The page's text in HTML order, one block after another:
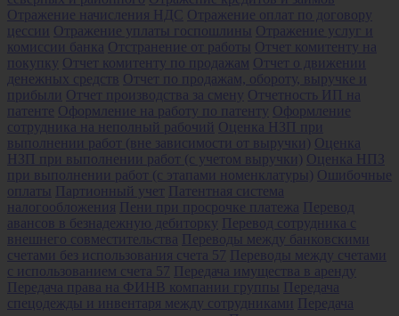
Отражение начисления НДС
Отражение оплат по договору
цессии Отражение уплаты госпошлины Отражение услуг и
комиссии банка Отстранение от работы Отчет комитенту на
покупку Отчет комитенту по продажам Отчет о движении
денежных средств Отчет по продажам, обороту, выручке и
прибыли Отчет производства за смену Отчетность ИП на
патенте Оформление на работу по патенту Оформление
сотрудника на неполный рабочий Оценка НЗП при
выполнении работ (вне зависимости от выручки) Оценка
НЗП при выполнении работ (с учетом выручки) Оценка НПЗ
при выполнении работ (с этапами номенклатуры) Ошибочные
оплаты Партионный учет Патентная система
налогообложения Пени при просрочке платежа Перевод
авансов в безнадежную дебиторку Перевод сотрудника с
внешнего совместительства Переводы между банковскими
счетами без использования счета 57 Переводы между счетами
с использованием счета 57 Передача имущества в аренду
Передача права на ФИНВ компании группы Передача
спецодежды и инвентаря между сотрудниками Передача